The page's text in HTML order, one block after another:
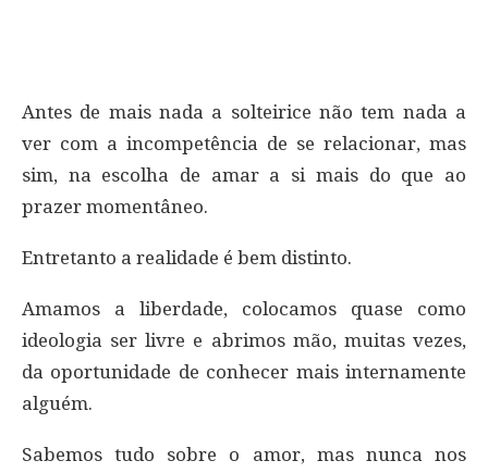
Antes de mais nada a solteirice não tem nada a
ver com a incompetência de se relacionar, mas
sim, na escolha de amar a si mais do que ao
prazer momentâneo.
Entretanto a realidade é bem distinto.
Amamos a liberdade, colocamos quase como
ideologia ser livre e abrimos mão, muitas vezes,
da oportunidade de conhecer mais internamente
alguém.
Sabemos tudo sobre o amor, mas nunca nos